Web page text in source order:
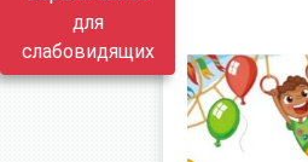
для
слабовидящих